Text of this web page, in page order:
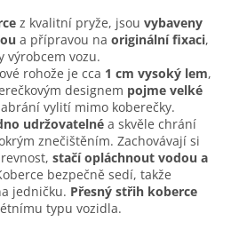
z kvalitní pryže, jsou vybaveny
a přípravou na originální fixaci,
výrobcem vozu.
rohože je cca 1 cm vysoký lem,
designem pojme velké
vylití mimo koberečky.
udržovatelné a skvěle chrání
znečištěním. Zachovávají si
stačí opláchnout vodou a
bezpečně sedí, takže
jedničku. Přesný střih koberce
typu vozidla.